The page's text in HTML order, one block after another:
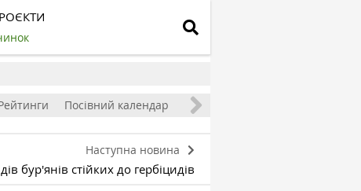
Посівний календар
Наступна новина
бур'янів стійких до гербіцидів